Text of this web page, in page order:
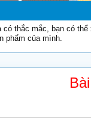
có thắc mắc, bạn có
phẩm của mình.